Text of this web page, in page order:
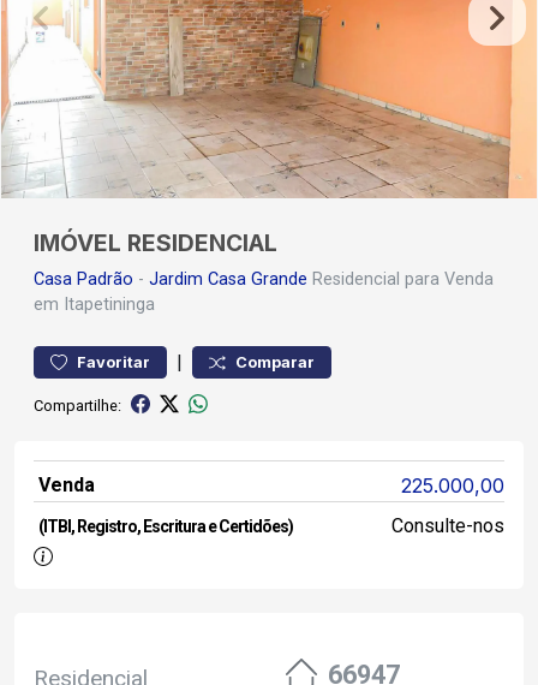
IMÓVEL RESIDENCIAL
Casa Padrão - Jardim Casa Grande Residencial para Venda
em Itapetininga
Favoritar | Comparar
Compartilhe:
Venda 225.000,00
(ITBI, Registro, Escritura e Certidões) Consulte-nos
Residencial 66947